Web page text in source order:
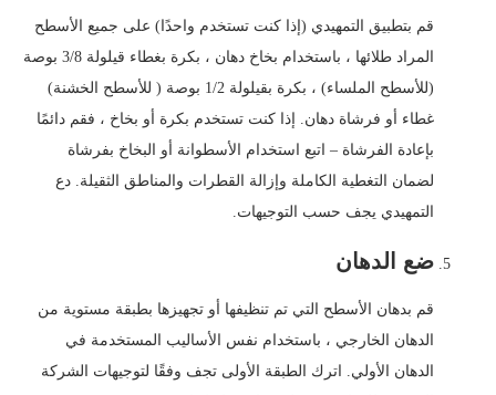
قم بتطبيق التمهيدي (إذا كنت تستخدم واحدًا) على جميع الأسطح
المراد طلائها ، باستخدام بخاخ دهان ، بكرة بغطاء قيلولة 3/8 بوصة
(للأسطح الملساء) ، بكرة بقيلولة 1/2 بوصة ( للأسطح الخشنة)
غطاء أو فرشاة دهان. إذا كنت تستخدم بكرة أو بخاخ ، فقم دائمًا
بإعادة الفرشاة – اتبع استخدام الأسطوانة أو البخاخ بفرشاة
لضمان التغطية الكاملة وإزالة القطرات والمناطق الثقيلة. دع
التمهيدي يجف حسب التوجيهات.
ضع الدهان
قم بدهان الأسطح التي تم تنظيفها أو تجهيزها بطبقة مستوية من
الدهان الخارجي ، باستخدام نفس الأساليب المستخدمة في
الدهان الأولي. اترك الطبقة الأولى تجف وفقًا لتوجيهات الشركة